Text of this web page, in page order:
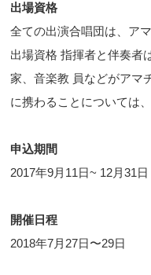
出場資格
全ての出演合唱団は、ア
出場資格 指揮者と伴奏者
家、音楽教 員などがアマ
に携わることについては
申込期間
2017年9月11日~ 12月31日
開催日程
2018年7月27日〜29日